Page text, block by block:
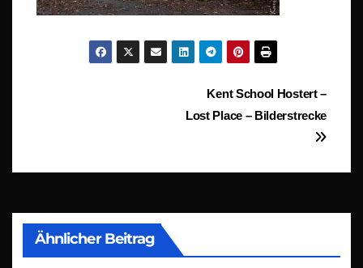
Beitragsnavigation
Kent School Hostert –
Lost Place – Bilderstrecke
Ähnlicher Beitrag